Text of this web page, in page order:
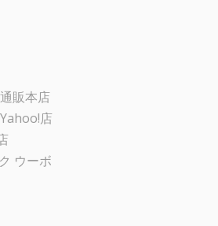
販本店
店
ウーボ